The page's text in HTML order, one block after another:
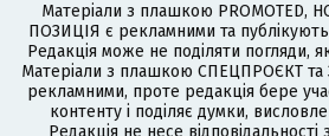
Матеріали з плашкою
ПОЗИЦІЯ є рекламними та
Редакція може не поділяти погляди,
Матеріали з плашкою СПЕЦПРОЄКТ
рекламними, проте редакція бере
контенту і поділяє думки,